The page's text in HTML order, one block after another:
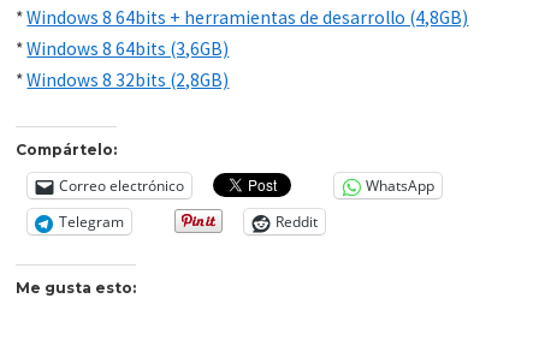
*Windows 8 64bits + herramientas de desarrollo (4,8GB)
*Windows 8 64bits (3,6GB)
*Windows 8 32bits (2,8GB)
Compártelo:
Correo electrónico
WhatsApp
Telegram
Reddit
Me gusta esto: